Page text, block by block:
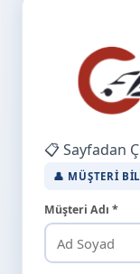
📋 Sayfadan
👤 MÜŞTERI
Müşteri Adı *